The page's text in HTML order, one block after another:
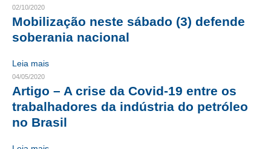
APRESENTAÇÃO
CARREIRA
AUTÔNOMOS E SERVIÇOS
NEWSLETTER
02/10/2020
Mobilização neste sábado (3) defende
soberania nacional
Leia mais
04/05/2020
Artigo – A crise da Covid-19 entre os
trabalhadores da indústria do petróleo
no Brasil